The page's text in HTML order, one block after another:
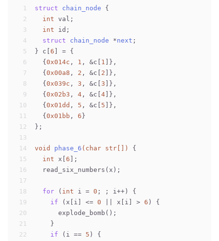
1
2
3
4
5
6
7
8
9
10
11
12
13
14
15
16
17
18
19
20
21
22
struct chain_node {
int val;
int id;
struct
chain_node *next ;
} c[ 6 ] = {
  {
0x014c , 1 , &c[ 1 ]},
  {
0x00a8 , 2 , &c[ 2 ]},
  {
0x039c , 3 , &c[ 3 ]},
  {
0x02b3 , 4 , &c[ 4 ]},
  {
0x01dd , 5 , &c[ 5 ]},
  {
0x01bb , 6 }
};
void phase_6 ( char str[])
{
int x[ 6 ];
  read_six_numbers(x);
for ( int i = 0 ; ; i++) {
if (x[i] <= 0 || x[i] > 6 ) {
      explode_bomb();
    }
if (i == 5 ) {